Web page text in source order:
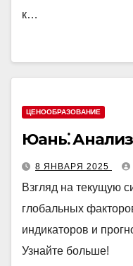
к…
ЦЕНООБРАЗОВАНИЕ
Юань⁚
8 ЯНВАРЯ 2025
Взгляд на текущую
глобальных
индикаторов и
Узнайте больше!